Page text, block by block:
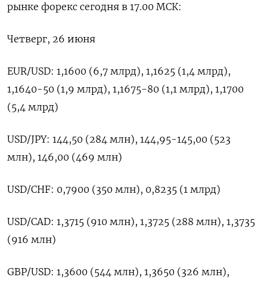
рынке форекс сегодня в 17.00 МСК:
Четверг, 26 июня
EUR/USD: 1,1600 (6,7 млрд), 1,1625 (1,4 млрд),
1,1640-50 (1,9 млрд), 1,1675-80 (1,1 млрд), 1,1700
(5,4 млрд)
USD/JPY: 144,50 (284 млн), 144,95-145,00 (523
млн), 146,00 (469 млн)
USD/CHF: 0,7900 (350 млн), 0,8235 (1 млрд)
USD/CAD: 1,3715 (910 млн), 1,3725 (288 млн), 1,3735
(916 млн)
GBP/USD: 1,3600 (544 млн), 1,3650 (326 млн),